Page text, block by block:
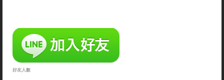
好友人數